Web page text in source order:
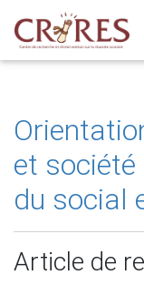
et société
du social
Article de